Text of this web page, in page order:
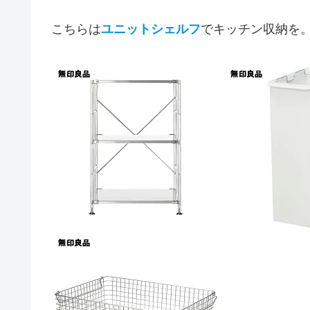
こちらはユニットシェルフでキッチン収納を